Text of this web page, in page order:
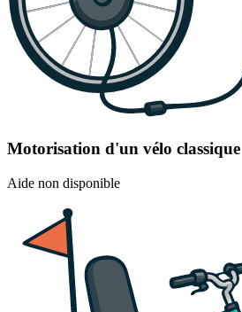
Motorisation d'un vélo classique
Aide non disponible